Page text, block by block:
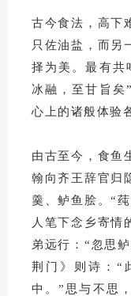
古今食法，高下
只佐油盐，而另
择为美。最有共
冰融，至甘旨矣
心上的诸般体验
由古至今，食鱼
翰向齐王辞官归
羹、鲈鱼脍。“
人笔下念乡寄情
弟远行：“忽思
荆门》则诗：“
中。”思与不思